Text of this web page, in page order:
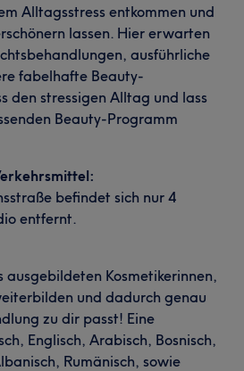
Alltagsstress entkommen und
lassen. Hier erwarten
ausführliche
fabelhafte Beauty-
den stressigen Alltag und lass
Beauty-Programm
befindet sich nur 4
entfernt.
ausgebildeten Kosmetikerinnen,
und dadurch genau
zu dir passt! Eine
Englisch, Arabisch, Bosnisch,
Rumänisch, sowie